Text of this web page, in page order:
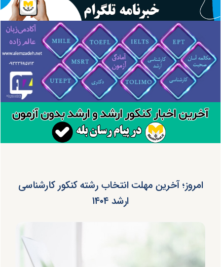
امروز؛ آخرین مهلت انتخاب رشته کنکور کارشناسی
ارشد ۱۴۰۴